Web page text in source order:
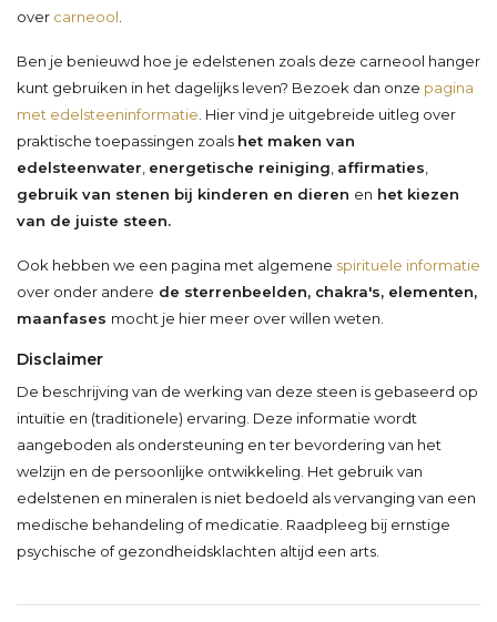
over carneool
Ben je benieuwd hoe je edelstenen zoals deze carneool hanger
kunt gebruiken in het dagelijks leven? Bezoek dan onze pagina
met edelsteeninformatie . Hier vind je uitgebreide uitleg over
praktische toepassingen zoals het maken van
edelsteenwater energetische reiniging affirmaties
gebruik van stenen bij kinderen en dieren en het kiezen
van de juiste steen.
Ook hebben we een pagina met algemene spirituele informatie
over onder andere de sterrenbeelden, chakra's, elementen,
maanfases mocht je hier meer over willen weten.
Disclaimer
De beschrijving van de werking van deze steen is gebaseerd op
intuïtie en (traditionele) ervaring. Deze informatie wordt
aangeboden als ondersteuning en ter bevordering van het
welzijn en de persoonlijke ontwikkeling. Het gebruik van
edelstenen en mineralen is niet bedoeld als vervanging van een
medische behandeling of medicatie. Raadpleeg bij ernstige
psychische of gezondheidsklachten altijd een arts.